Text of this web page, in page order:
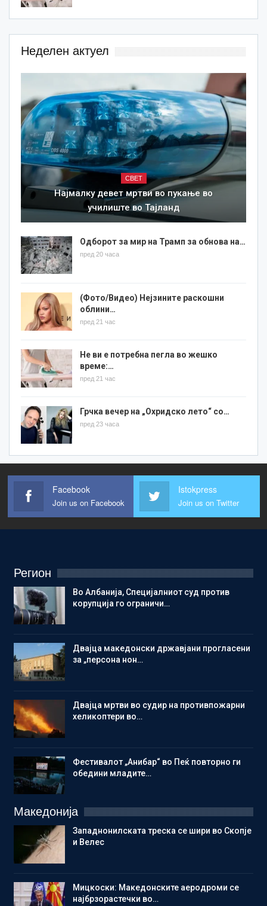
Неделен актуел
СВЕТ
Најмалку девет мртви во пукање во
училиште во Тајланд
Одборот за мир на Трамп за обнова на…
пред 20 часа
(Фото/Видео) Нејзините раскошни
облини…
пред 21 час
Не ви е потребна пегла во жешко
време:…
пред 21 час
Грчка вечер на „Охридско лето“ со…
пред 23 часа
Facebook
Join us on Facebook
Istokpress
Join us on Twitter
Регион
Во Албанија, Специјалниот суд против
корупција го ограничи…
Двајца македонски државјани прогласени
за „персона нон…
Двајца мртви во судир на противпожарни
хеликоптери во…
Фестивалот „Анибар“ во Пеќ повторно ги
обедини младите…
Македонија
Западнонилската треска се шири во Скопје
и Велес
Мицкоски: Македонските аеродроми се
најбрзорастечки во…